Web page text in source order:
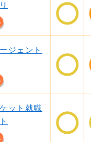
ジェント
ット就職